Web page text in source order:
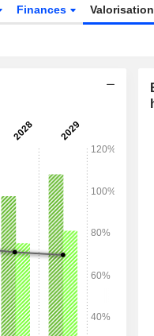
Finances Valorisation